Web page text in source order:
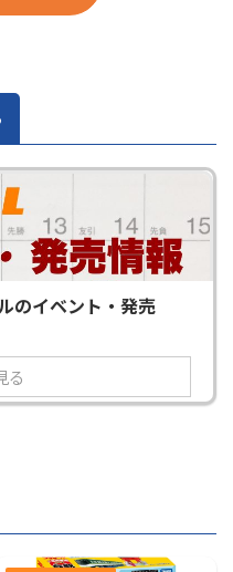
のイベント・発売
る